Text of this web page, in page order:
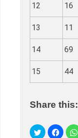
12 16
13 11
14 69
15 44
Share this: